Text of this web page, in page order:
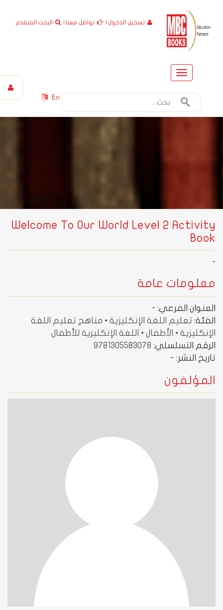
| البحث المتقدم | تواصل معنا تسجيل الدخول
Toggle
navigation
En
Welcome To Our World Level 2 Activity
Book
-
معلومات عامة
العنوان الفرعي: -
الفئة: تعليم اللغة الإنكليزية • مناهج تعليم اللغة
الإنكليزية • الأطفال • اللغة الإنكليزية للأطفال
الرقم التسلسلي: 9781305583078
تاريخ النشر: -
المؤلفون